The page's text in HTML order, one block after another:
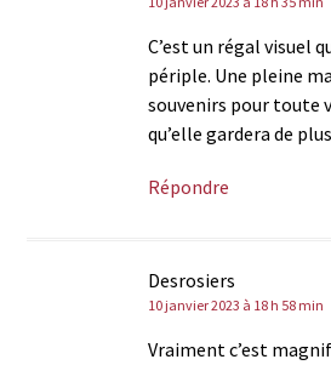
C’est un régal visuel
périple. Une pleine
souvenirs pour toute
qu’elle gardera de
Répondre
Desrosiers
10 janvier 2023 à 18 h 58 min
Vraiment c’est